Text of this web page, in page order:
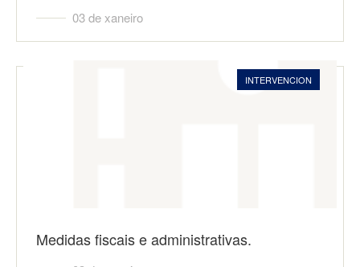
03 de xaneiro
INTERVENCION
Medidas fiscais e administrativas.